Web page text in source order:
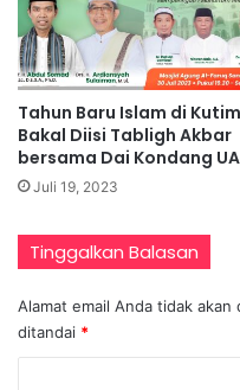
Tahun Baru Islam di Kutim
Bakal Diisi Tabligh Akbar
bersama Dai Kondang
Juli 19, 2023
Tinggalkan Balasan
Alamat email Anda tidak akan
ditandai *